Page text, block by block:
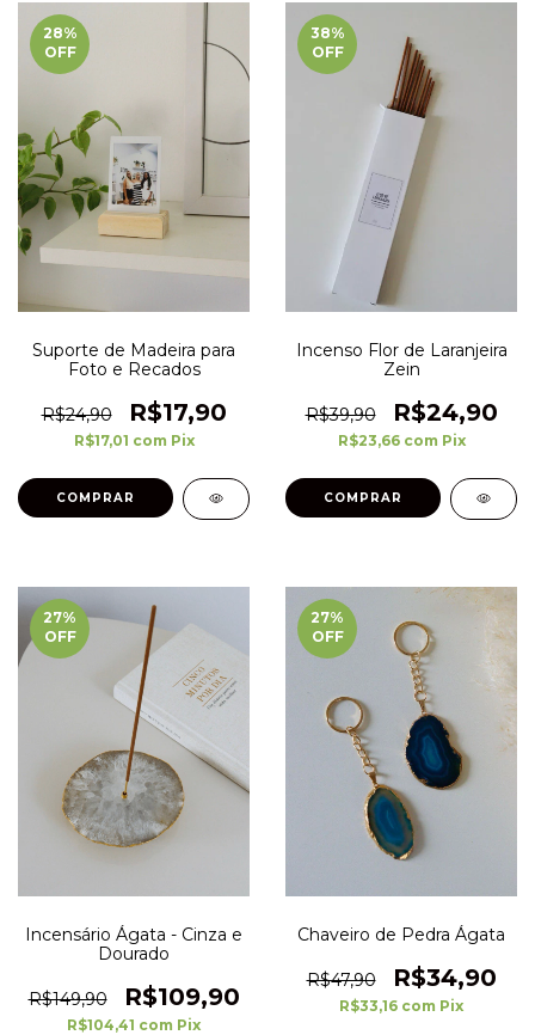
28%
OFF
Suporte de Madeira para
Foto e Recados
R$24,90 R$17,90
R$17,01 com Pix
38%
OFF
Incenso Flor de Laranjeira
Zein
R$39,90 R$24,90
R$23,66 com Pix
27%
OFF
Incensário Ágata - Cinza e
Dourado
R$149,90 R$109,90
R$104,41 com Pix
27%
OFF
Chaveiro de Pedra Ágata
R$47,90 R$34,90
R$33,16 com Pix